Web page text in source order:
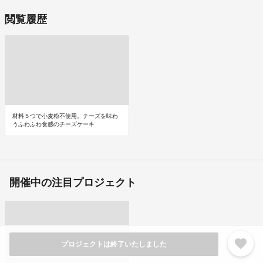
プロジェクトは終了いたしました favorite
閲覧履歴
材料５つで小麦粉不使用。チーズを味わ
うふわふわ食感のチーズケーキ
開催中の注目プロジェクト